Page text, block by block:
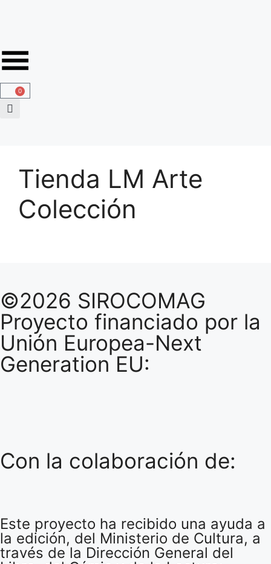
0
Tienda LM Arte
Colección
©2026 SIROCOMAG
Proyecto financiado por la
Unión Europea-Next
Generation EU:
Con la colaboración de:
Este proyecto ha recibido una ayuda a
la edición, del Ministerio de Cultura, a
través de la Dirección General del